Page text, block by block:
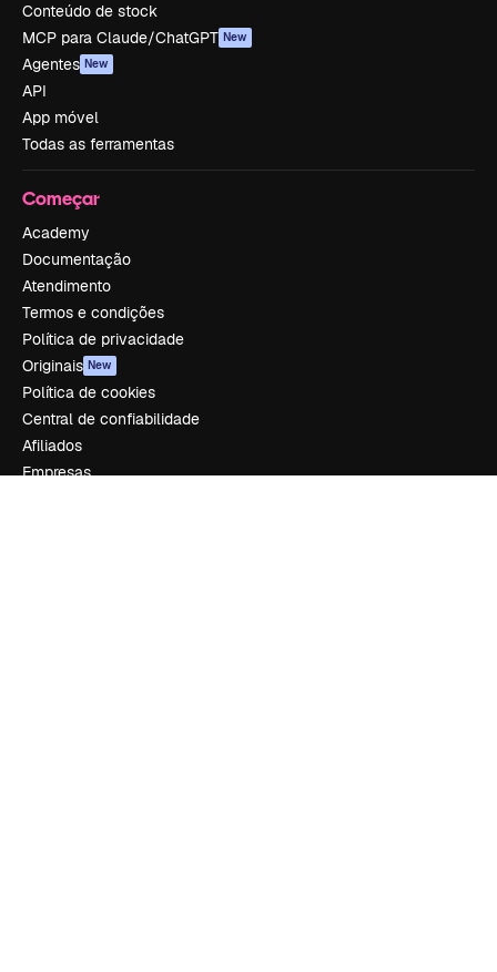
Conteúdo de stock
MCP para Claude/ChatGPT New
Agentes New
API
App móvel
Todas as ferramentas
Começar
Academy
Documentação
Atendimento
Termos e condições
Política de privacidade
Originais New
Política de cookies
Central de confiabilidade
Afiliados
Empresas